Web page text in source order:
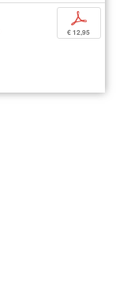
p
€ 12,95